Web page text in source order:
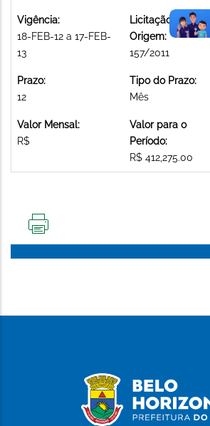
Vigência:
18-FEB-12 a 17-FEB-
13
Licitação de
Origem:
157/2011
Prazo:
12
Tipo do Prazo:
Mês
Valor Mensal:
R$
Valor para o
Período:
R$ 412,275.00
PÁGINA